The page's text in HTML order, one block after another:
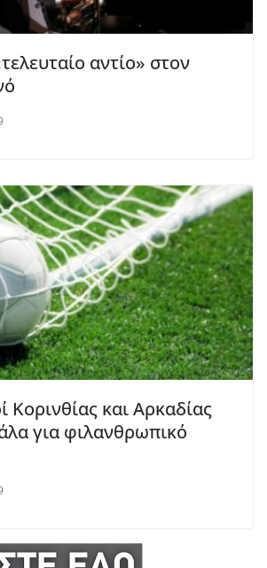
αντίο» στον
Κορινθίας και Αρκαδίας
για φιλανθρωπικό